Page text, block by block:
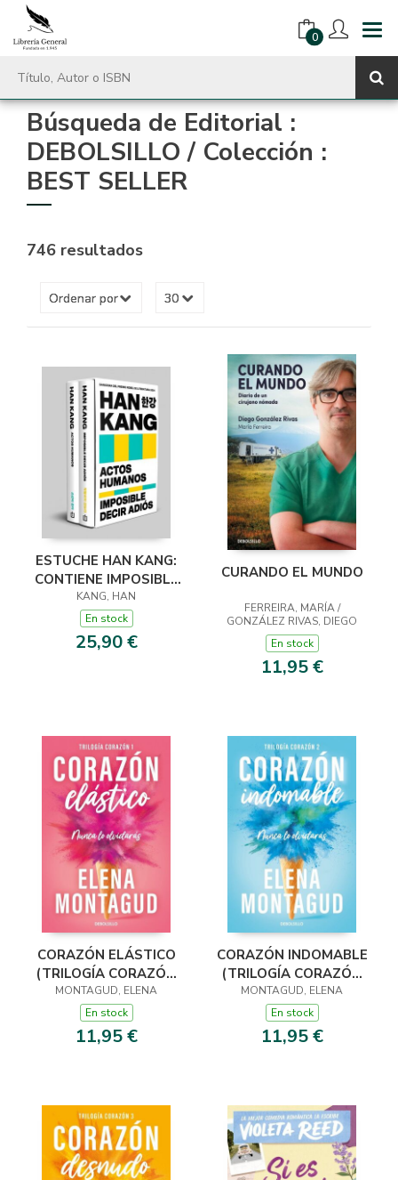
0
Búsqueda de Editorial :
DEBOLSILLO / Colección :
BEST SELLER
746 resultados
ESTUCHE HAN KANG:
CONTIENE IMPOSIBLE
DECIR ADIÓS ACTOS
HUMANOS
KANG, HAN
En stock
25,90 €
CURANDO EL MUNDO
FERREIRA, MARÍA /
GONZÁLEZ RIVAS, DIEGO
En stock
11,95 €
CORAZÓN ELÁSTICO
(TRILOGÍA CORAZÓN
1)
MONTAGUD, ELENA
En stock
11,95 €
CORAZÓN INDOMABLE
(TRILOGÍA CORAZÓN
2)
MONTAGUD, ELENA
En stock
11,95 €